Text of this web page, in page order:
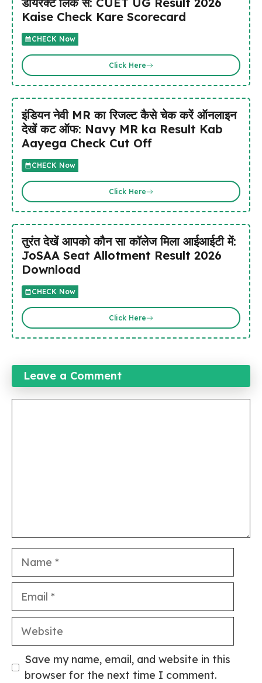
Kaise Check Kare Scorecard
CHECK Now
Click Here
इंडियन नेवी MR का रिजल्ट कैसे चेक करें ऑनलाइन
देखें कट ऑफ: Navy MR ka Result Kab
Aayega Check Cut Off
CHECK Now
Click Here
तुरंत देखें आपको कौन सा कॉलेज मिला आईआईटी में:
JoSAA Seat Allotment Result 2026
Download
CHECK Now
Click Here
Leave a Comment
Name
Email
Website
Save my name, email, and website in this
browser for the next time I comment.